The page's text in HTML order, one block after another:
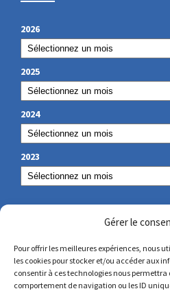
Gérer le
Pour offrir les meilleures expériences, nous
les cookies pour stocker et/ou accéder aux
consentir à ces technologies nous
comportement de navigation ou les ID
2026
2025
2024
2023
NOS COORDONNÉES